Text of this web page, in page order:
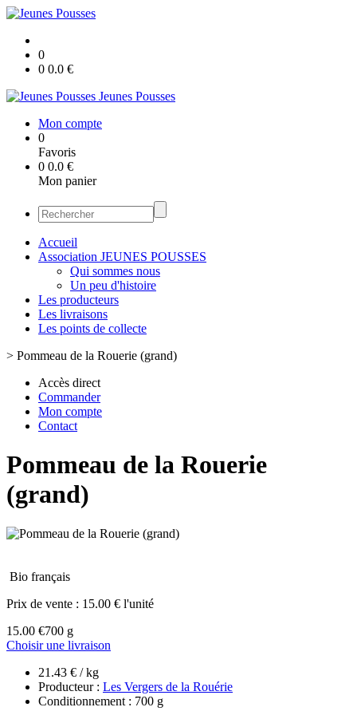
0
0 0.0 €
Jeunes Pousses
Mon compte
0
Favoris
0 0.0 €
Mon panier
Accueil
Association JEUNES POUSSES
Qui sommes nous
Un peu d'histoire
Les producteurs
Les livraisons
Les points de collecte
> Pommeau de la Rouerie (grand)
Accès direct
Commander
Mon compte
Contact
Pommeau de la Rouerie
(grand)
Bio français
Prix de vente : 15.00 € l'unité
15.00 €700 g
Choisir une livraison
21.43 € / kg
Producteur : Les Vergers de la Rouérie
Conditionnement : 700 g